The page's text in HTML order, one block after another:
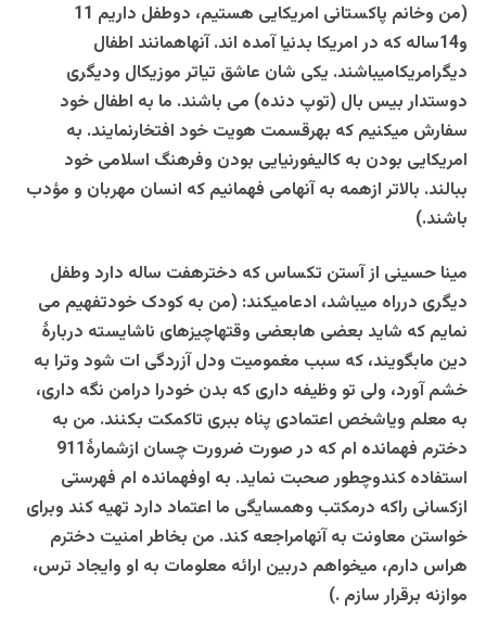
(من وخانم پاکستانی امریکایی هستیم، دوطفل داریم 11
و14ساله که در امریکا بدنیا آمده اند. آنهاهمانند اطفال
دیگرامریکامیباشند. یکی شان عاشق تیاتر موزیکال ودیگری
دوستدار بیس بال (توپ دنده) می باشند. ما به اطفال خود
سفارش میکنیم که بهرقسمت هویت خود افتخارنمایند. به
امریکایی بودن به کالیفورنیایی بودن وفرهنگ اسلامی خود
ببالند. بالاتر ازهمه به آنهامی فهمانیم که انسان مهربان و مؤدب
باشند.)
مینا حسینی از آستن تکساس که دخترهفت ساله دارد وطفل
دیگری درراه میباشد، ادعامیکند: (من به کودک خودتفهیم می
نمایم که شاید بعضی هابعضی وقتهاچیزهای ناشایسته دربارۀ
دین مابگویند، که سبب مغمومیت ودل آزردگی ات شود وترا به
خشم آورد، ولی تو وظیفه داری که بدن خودرا درامن نگه داری،
به معلم ویاشخص اعتمادی پناه ببری تاکمکت بکنند. من به
دخترم فهمانده ام که در صورت ضرورت چسان ازشمارۀ911
استفاده کندوچطور صحبت نماید. به اوفهمانده ام فهرستی
ازکسانی راکه درمکتب وهمسایگی ما اعتماد دارد تهیه کند وبرای
خواستن معاونت به آنهامراجعه کند. من بخاطر امنیت دخترم
هراس دارم، میخواهم دربین ارائه معلومات به او وایجاد ترس،
موازنه برقرار سازم .)